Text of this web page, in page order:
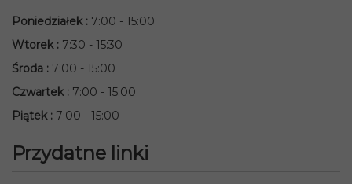
Poniedziałek: 7:00 - 15:00
Wtorek: 7:30 - 15:30
Środa : 7:00 - 15:00
Czwartek: 7:00 - 15:00
Piątek: 7:00 - 15:00
Przydatne linki